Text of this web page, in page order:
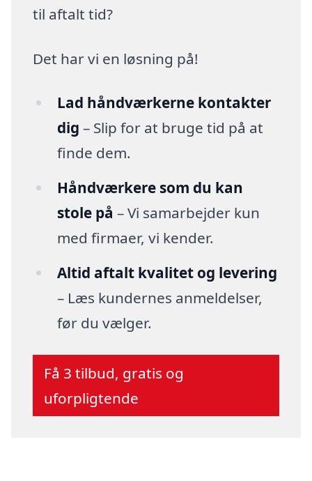
til aftalt tid?
Det har vi en løsning på!
Lad håndværkerne kontakter
dig – Slip for at bruge tid på at
finde dem.
Håndværkere som du kan
stole på – Vi samarbejder kun
med firmaer, vi kender.
Altid aftalt kvalitet og levering
– Læs kundernes anmeldelser,
før du vælger.
Få 3 tilbud, gratis og
uforpligtende